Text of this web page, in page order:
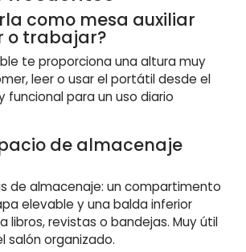
como mesa auxiliar
o trabajar?
te proporciona una altura muy
leer o usar el portátil desde el
funcional para un uso diario
de almacenaje
de almacenaje: un compartimento
elevable y una balda inferior
libros, revistas o bandejas. Muy útil
salón organizado.